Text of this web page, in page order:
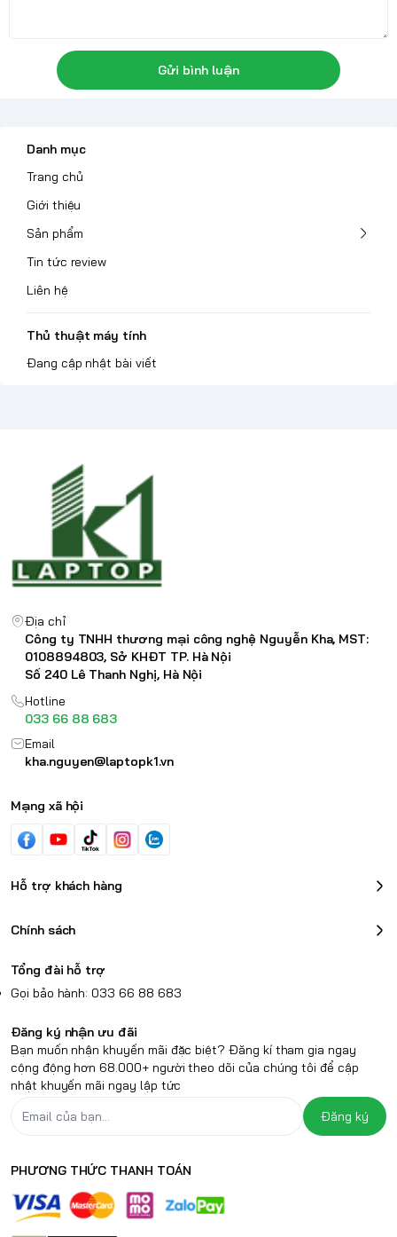
Gửi bình luận
Danh mục
Trang chủ
Giới thiệu
Sản phẩm
Tin tức review
Liên hệ
Thủ thuật máy tính
Đang cập nhật bài viết
Địa chỉ
Công ty TNHH thương mại công nghệ Nguyễn Kha, MST:
0108894803, Sở KHĐT TP. Hà Nội
Số 240 Lê Thanh Nghị, Hà Nội
Hotline
033 66 88 683
Email
kha.nguyen@laptopk1.vn
Mạng xã hội
Hỗ trợ khách hàng
Chính sách
Tổng đài hỗ trợ
Gọi bảo hành: 033 66 88 683
Đăng ký nhận ưu đãi
Bạn muốn nhận khuyến mãi đặc biệt? Đăng kí tham gia ngay
cộng động hơn 68.000+ người theo dõi của chúng tôi để cập
nhật khuyến mãi ngay lập tức
Đăng ký
PHƯƠNG THỨC THANH TOÁN